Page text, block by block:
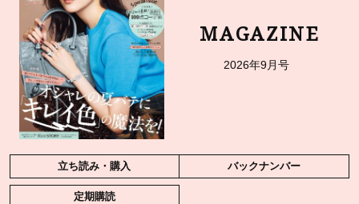
MAGAZINE
2026年9月号
立ち読み・購入 バックナンバー
定期購読